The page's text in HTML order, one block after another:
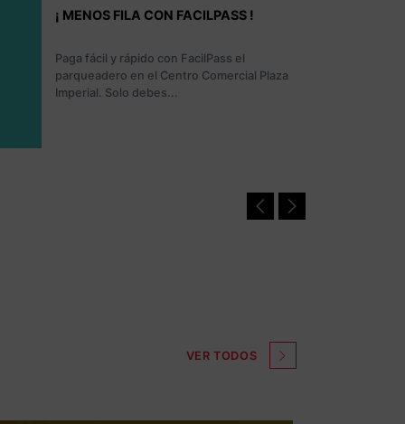
¡ CONCURSO MASCOTA IMPERIAL !
CONCURSO MASCOTA IMPERIAL: Plaza
Imperial cumpliendo con su propósito de
crear experiencias memorab...
VER TODOS